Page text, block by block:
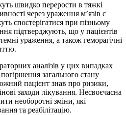
швидко перерости в тяжкі
через ураження м’язів є
спостерігатися при пізньому
підтверджують, що у пацієнтів
ураження, а також геморагічні
аналізів у цих випадках
загального стану
пацієнт знав про ризики,
заходи лікування. Несвоєчасна
необоротні зміни, які
та реабілітацію.